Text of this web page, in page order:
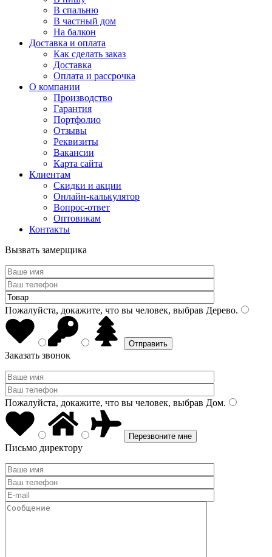
В спальню
В частный дом
На балкон
Доставка и оплата
Как сделать заказ
Доставка
Оплата и рассрочка
О компании
Производство
Гарантия
Портфолио
Отзывы
Реквизиты
Вакансии
Карта сайта
Клиентам
Скидки и акции
Онлайн-калькулятор
Вопрос-ответ
Оптовикам
Контакты
Вызвать замерщика
Пожалуйста, докажите, что вы человек, выбрав Дерево.
Заказать звонок
Пожалуйста, докажите, что вы человек, выбрав Дом.
Письмо директору